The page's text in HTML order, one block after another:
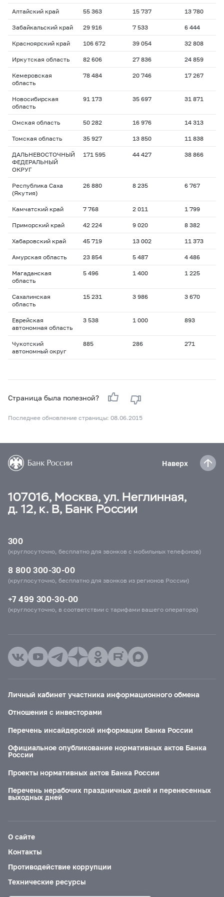
Алтайский край 55 363 15 737 13 780
Забайкальский край 29 916 7 533 6 444
Красноярский край 106 672 39 054 32 808
Иркутская область 82 606 27 836 24 859
Кемеровская
область
78 484 20 746 17 267
Новосибирская
область
91 173 35 697 31 871
Омская область 50 282 16 976 14 313
Томская область 35 927 13 850 11 838
ДАЛЬНЕВОСТОЧНЫЙ
ФЕДЕРАЛЬНЫЙ
ОКРУГ
171 595 44 427 38 866
Республика Саха
(Якутия)
26 880 8 235 6 767
Камчатский край 7 768 2 011 1 799
Приморский край 42 224 9 020 8 382
Хабаровский край 45 719 13 002 11 373
Амурская область 23 854 5 487 4 486
Магаданская
область
5 496 1 400 1 225
Сахалинская
область
15 231 3 986 3 670
Еврейская
автономная область
3 538 1 000 893
Чукотский
автономный округ
885 286 271
Страница была полезной?
Последнее обновление страницы: 08.06.2015
Наверх
107016, Москва, ул. Неглинная,
д. 12, к. В, Банк России
300
(круглосуточно, бесплатно для звонков с мобильных телефонов)
8 800 300-30-00
(круглосуточно, бесплатно для звонков из регионов России)
+7 499 300-30-00
(круглосуточно, в соответствии с тарифами вашего оператора)
Личный кабинет участника информационного обмена
Отношения с инвесторами
Перечень инсайдерской информации Банка России
Официальное опубликование нормативных актов Банка
России
Проекты нормативных актов Банка России
Перечень нерабочих праздничных дней и перенесенных
выходных дней
О сайте
Контакты
Противодействие коррупции
Технические ресурсы